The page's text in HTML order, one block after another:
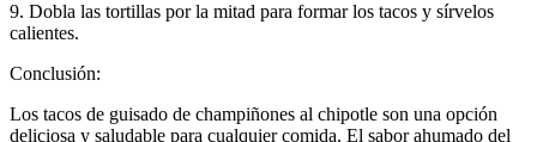
9. Dobla las tortillas por la mitad para formar los tacos y sírvelos
calientes.
Conclusión:
Los tacos de guisado de champiñones al chipotle son una opción
deliciosa y saludable para cualquier comida. El sabor ahumado del